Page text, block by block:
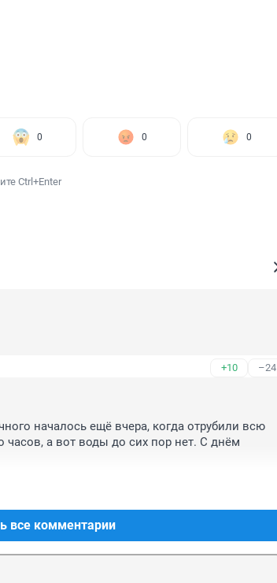
0 0 0
Ctrl+Enter
+10 –24
началось ещё вчера, когда отрубили всю
часов, а вот воды до сих пор нет. С днём
все комментарии